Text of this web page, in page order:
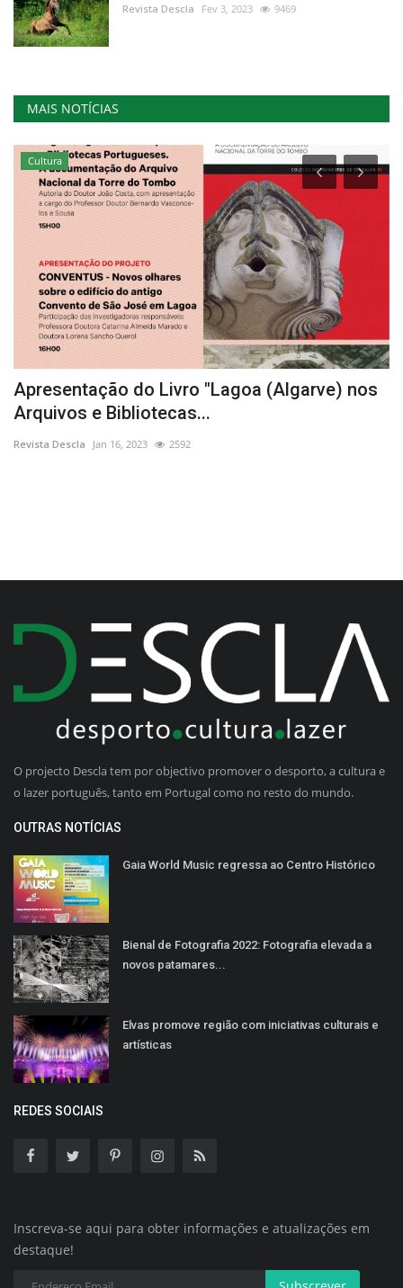
Revista Descla Fev 3, 2023 9469
MAIS NOTÍCIAS
Cultura
Apresentação do Livro "Lagoa (Algarve) nos
Arquivos e Bibliotecas...
Revista Descla Jan 16, 2023 2592
O projecto Descla tem por objectivo promover o desporto, a cultura e
o lazer português, tanto em Portugal como no resto do mundo.
OUTRAS NOTÍCIAS
Gaia World Music regressa ao Centro Histórico
Bienal de Fotografia 2022: Fotografia elevada a
novos patamares...
Elvas promove região com iniciativas culturais e
artísticas
REDES SOCIAIS
Inscreva-se aqui para obter informações e atualizações em
destaque!